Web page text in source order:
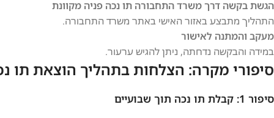
הגשת בקשה דרך משרד התחבורה תו נכה פניה מקוונת
התהליך מתבצע באזור האישי באתר משרד התחבורה.
מעקב והמתנה לאישור
במידה והבקשה נדחתה, ניתן להגיש ערעור.
סיפורי מקרה: הצלחות בתהליך הוצאת תו
סיפור 1: קבלת תו נכה תוך שבועיים